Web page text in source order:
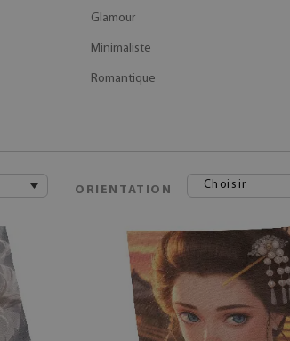
Glamour
Minimaliste
Romantique
ORIENTATION Choisir